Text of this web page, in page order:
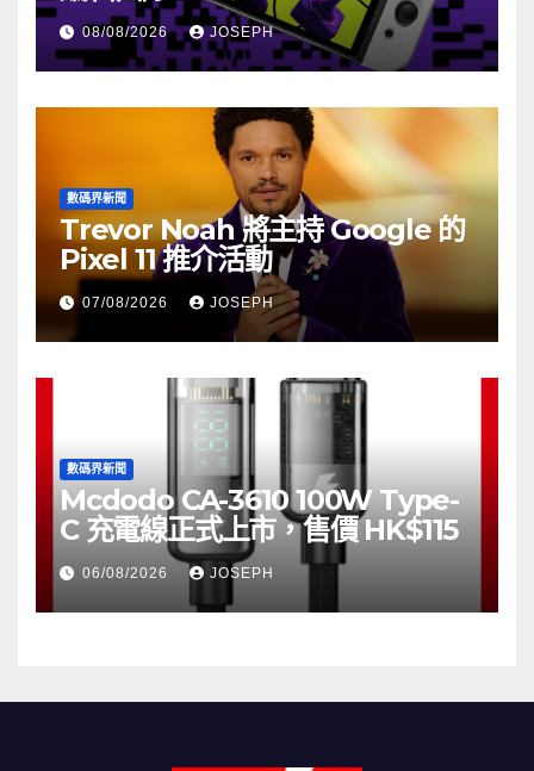
08/08/2026 JOSEPH
數碼界新聞
Trevor Noah 將主持 Google 的
Pixel 11 推介活動
07/08/2026 JOSEPH
數碼界新聞
Mcdodo CA-3610 100W Type-
C 充電線正式上市，售價 HK$115
06/08/2026 JOSEPH